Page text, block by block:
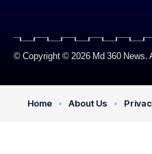
© Copyright © 2026 Md 360 News.
Home About Us